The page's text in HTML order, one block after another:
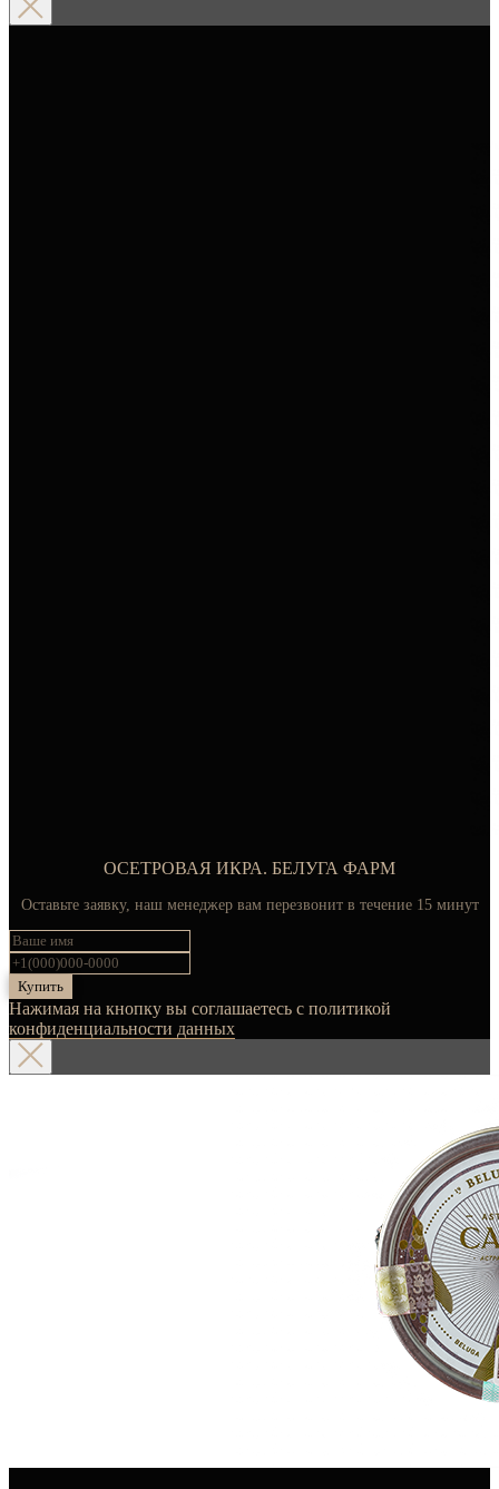
ОСЕТРОВАЯ ИКРА. БЕЛУГА ФАРМ
Оставьте заявку, наш менеджер вам перезвонит в течение 15 минут
Купить
Нажимая на кнопку вы соглашаетесь с политикой
конфиденциальности данных